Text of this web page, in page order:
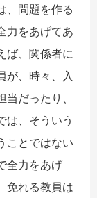
、問題を作る
力をあげてあ
ば、関係者に
が、時々、入
だったり、
は、そういう
ことではない
全力をあげ
免れる教員は